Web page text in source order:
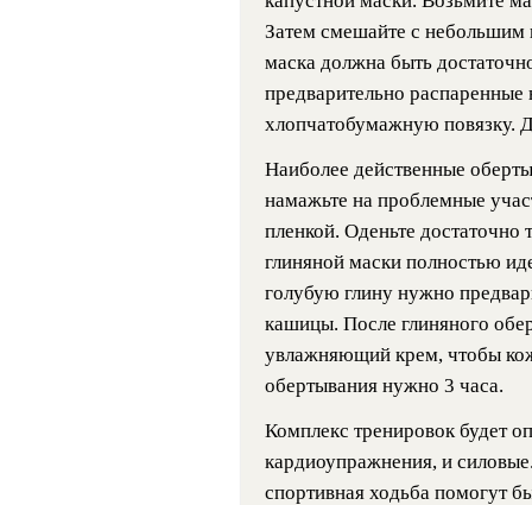
Затем смешайте с небольшим
маска должна быть
предварительно
хлопчатобумажную повязку.
Наиболее действенные
намажьте на проблемные
пленкой. Оденьте
глиняной маски полностью
голубую глину нужно
кашицы. После глиняного
увлажняющий крем, чтобы
обертывания нужно 3 часа.
Комплекс тренировок будет
кардиоупражнения, и
спортивная ходьба помогут